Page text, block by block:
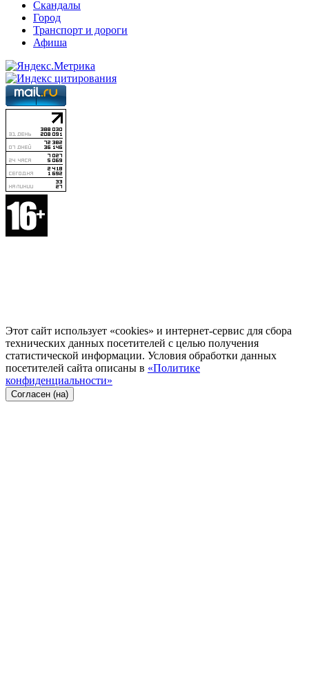
Скандалы
Город
Транспорт и дороги
Афиша
Этот сайт использует «cookies» и интернет-сервис для сбора
технических данных посетителей с целью получения
статистической информации. Условия обработки данных
посетителей сайта описаны в «Политике
конфиденциальности»
Согласен (на)